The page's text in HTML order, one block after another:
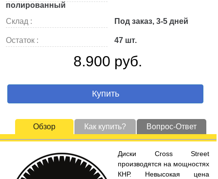
полированный
Склад :
Под заказ, 3-5 дней
Остаток : 47 шт.
8.900 руб.
Купить
Обзор Как купить? Вопрос-Ответ
Диски Cross Street
производятся на мощностях
КНР. Невысокая цена